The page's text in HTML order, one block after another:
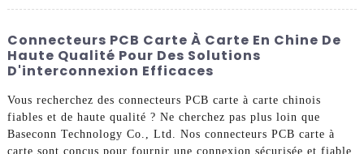
Connecteurs PCB Carte À Carte En Chine De
Haute Qualité Pour Des Solutions
D'interconnexion Efficaces
Vous recherchez des connecteurs PCB carte à carte chinois
fiables et de haute qualité ? Ne cherchez pas plus loin que
Baseconn Technology Co., Ltd. Nos connecteurs PCB carte à
carte sont conçus pour fournir une connexion sécurisée et fiable